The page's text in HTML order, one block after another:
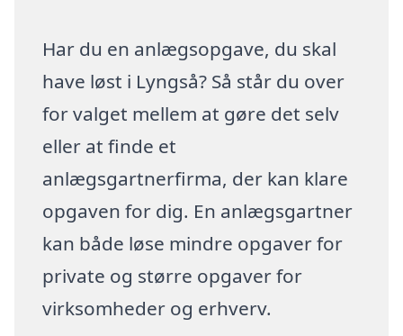
Har du en anlægsopgave, du skal
have løst i Lyngså? Så står du over
for valget mellem at gøre det selv
eller at finde et
anlægsgartnerfirma, der kan klare
opgaven for dig. En anlægsgartner
kan både løse mindre opgaver for
private og større opgaver for
virksomheder og erhverv.